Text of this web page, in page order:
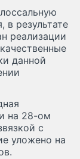
в результате
реализации
данной
на 28-ом
с
уложено на